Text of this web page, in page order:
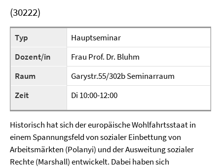
(30222)
Typ
Hauptseminar
Dozent/in
Frau Prof. Dr. Bluhm
Raum
Garystr.55/302b Seminarraum
Zeit
Di 10:00-12:00
Historisch hat sich der europäische Wohlfahrtsstaat in
einem Spannungsfeld von sozialer Einbettung von
Arbeitsmärkten (Polanyi) und der Ausweitung sozialer
Rechte (Marshall) entwickelt. Dabei haben sich